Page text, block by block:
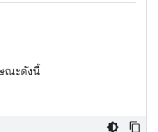
ณะดังนี้